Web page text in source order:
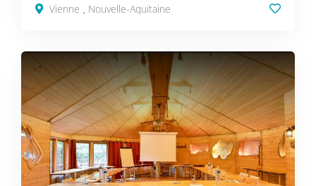
Vienne Nouvelle-Aquitaine